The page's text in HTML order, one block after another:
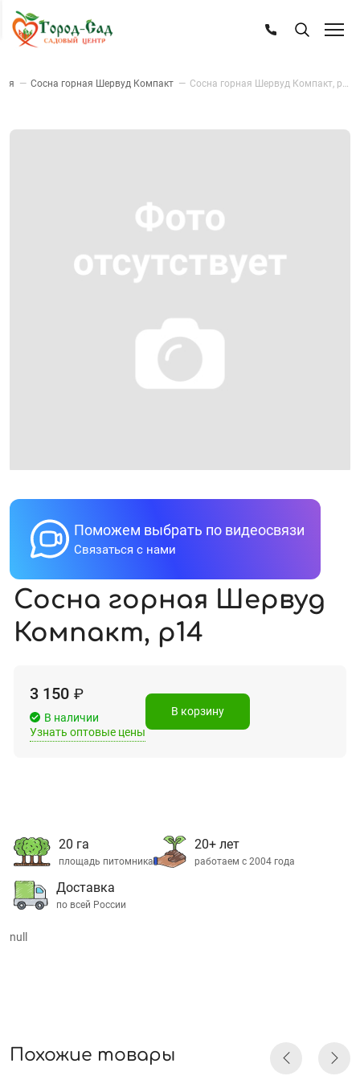
— Сосна горная Шервуд Компакт —
Поможем выбрать по видеосвязи
Связаться с нами
Сосна горная Шервуд
Компакт, р14
3 150 ₽
В наличии
Узнать оптовые цены
В корзину
20 га
площадь питомника
20+ лет
работаем с 2004 года
Доставка
по всей России
null
Похожие товары